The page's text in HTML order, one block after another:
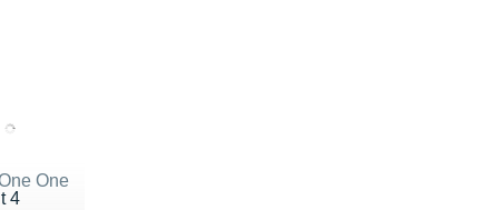
One
4